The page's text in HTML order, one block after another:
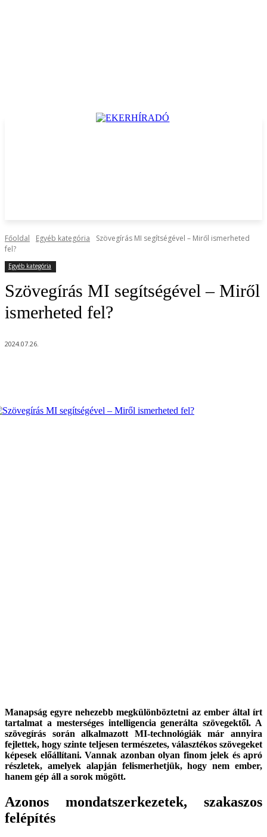
Főoldal Egyéb kategória
Szövegírás MI segítségével – Miről ismerheted
fel?
Egyéb kategória
Szövegírás MI segítségével – Miről
ismerheted fel?
2024.07.26.
Manapság egyre nehezebb megkülönböztetni az ember által írt
tartalmat a mesterséges intelligencia generálta szövegektől. A
szövegírás során alkalmazott MI-technológiák már annyira
fejlettek, hogy szinte teljesen természetes, választékos szövegeket
képesek előállítani. Vannak azonban olyan finom jelek és apró
részletek, amelyek alapján felismerhetjük, hogy nem ember,
hanem gép áll a sorok mögött.
Azonos mondatszerkezetek, szakaszos
felépítés